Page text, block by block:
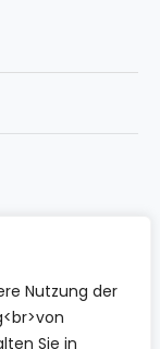
Nutzung der
Sie in